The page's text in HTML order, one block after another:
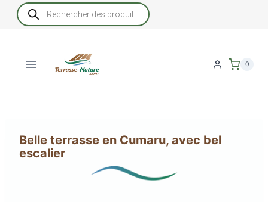
Recherche
de
produits
0
Belle terrasse en Cumaru, avec bel
escalier